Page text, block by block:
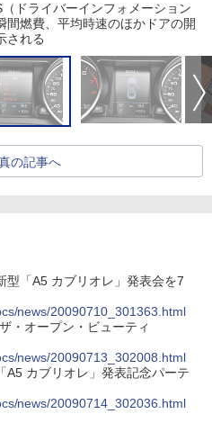
ドライバーインフォメーション
間燃費、平均時速のほかドアの開
される
の記事へ
型「A5 カブリオレ」発表会を7
news/20090710_301363.html
・オープン・ビューティ
news/20090713_302008.html
A5 カブリオレ」発表記念パーテ
news/20090714_302036.html